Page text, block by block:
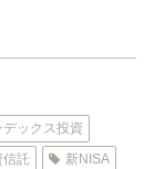
デックス投資
信託
新NISA